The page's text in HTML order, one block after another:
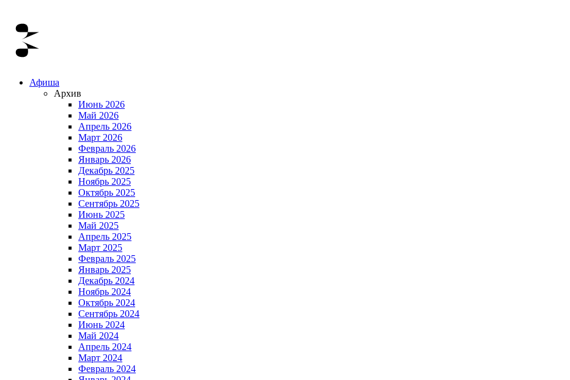
Афиша
Архив
Июнь 2026
Май 2026
Апрель 2026
Март 2026
Февраль 2026
Январь 2026
Декабрь 2025
Ноябрь 2025
Октябрь 2025
Сентябрь 2025
Июнь 2025
Май 2025
Апрель 2025
Март 2025
Февраль 2025
Январь 2025
Декабрь 2024
Ноябрь 2024
Октябрь 2024
Сентябрь 2024
Июнь 2024
Май 2024
Апрель 2024
Март 2024
Февраль 2024